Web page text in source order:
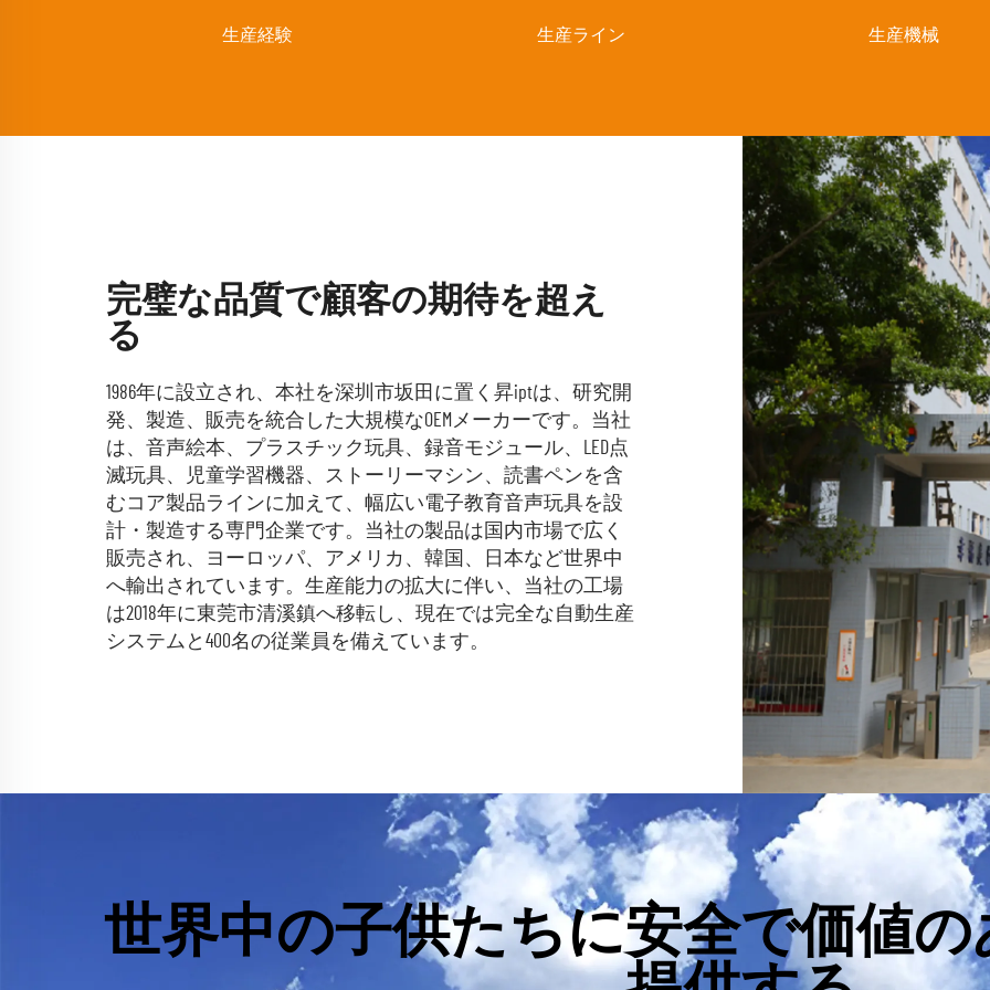
生産経験 生産ライン 生産機械
完璧な品質で顧客の期待を超え
る
1986年に設立され、本社を深圳市坂田に置く昇iptは、研究開
発、製造、販売を統合した大規模なOEMメーカーです。当社
は、音声絵本、プラスチック玩具、録音モジュール、LED点
滅玩具、児童学習機器、ストーリーマシン、読書ペンを含
むコア製品ラインに加えて、幅広い電子教育音声玩具を設
計・製造する専門企業です。当社の製品は国内市場で広く
販売され、ヨーロッパ、アメリカ、韓国、日本など世界中
へ輸出されています。生産能力の拡大に伴い、当社の工場
は2018年に東莞市清溪鎮へ移転し、現在では完全な自動生産
システムと400名の従業員を備えています。
世界中の子供たちに安全で価値